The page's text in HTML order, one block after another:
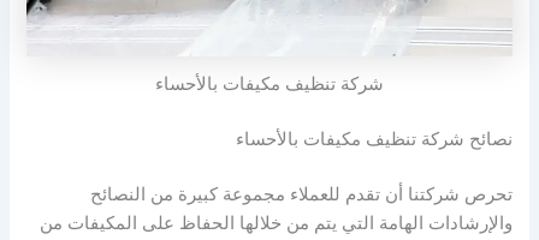
شركة تنظيف مكيفات بالأحساء
نصائح شركة تنظيف مكيفات بالأحساء
تحرص شركتنا أن تقدم للعملاء مجموعة كبيرة من النصائح
والإرشادات الهامة التي يتم من خلالها الحفاظ على المكيفات من